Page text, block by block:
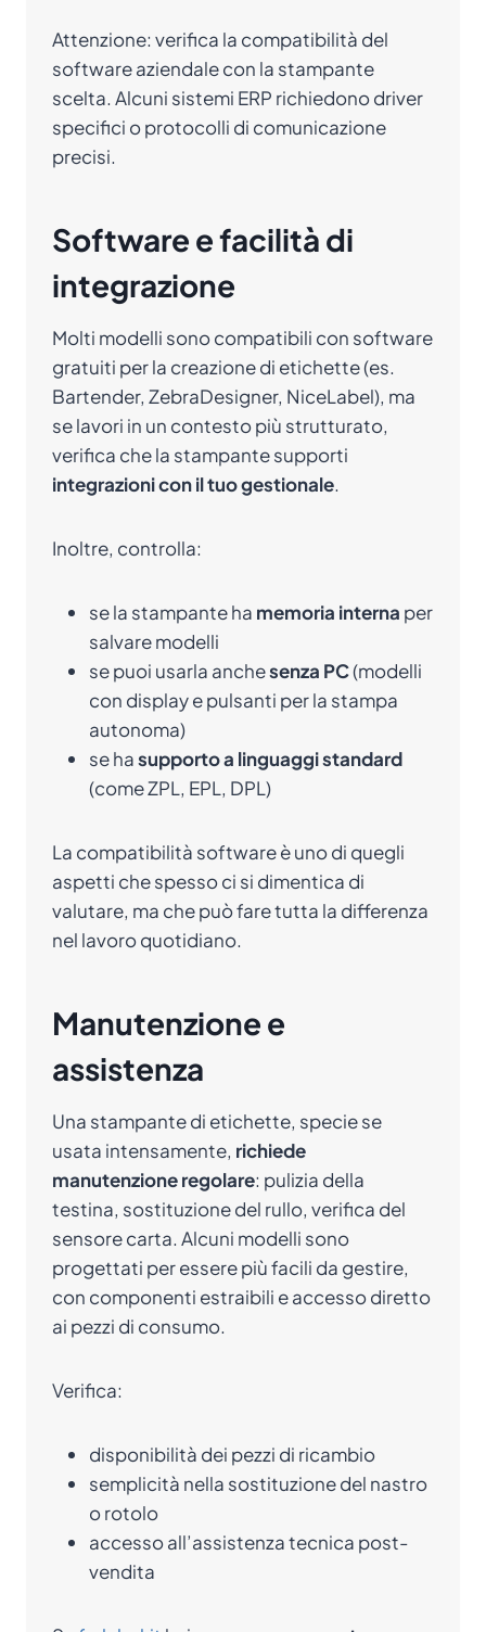
Attenzione: verifica la compatibilità del
software aziendale con la stampante
scelta. Alcuni sistemi ERP richiedono driver
specifici o protocolli di comunicazione
precisi.
Software e facilità di
integrazione
Molti modelli sono compatibili con software
gratuiti per la creazione di etichette (es.
Bartender, ZebraDesigner, NiceLabel), ma
se lavori in un contesto più strutturato,
verifica che la stampante supporti
integrazioni con il tuo gestionale.
Inoltre, controlla:
se la stampante ha memoria interna per
salvare modelli
se puoi usarla anchesenza PC(modelli
con display e pulsanti per la stampa
autonoma)
se hasupporto a linguaggi standard
(come ZPL, EPL, DPL)
La compatibilità software è uno di quegli
aspetti che spesso ci si dimentica di
valutare, ma che può fare tutta la differenza
nel lavoro quotidiano.
Manutenzione e
assistenza
Una stampante di etichette, specie se
usata intensamente, richiede
manutenzione regolare: pulizia della
testina, sostituzione del rullo, verifica del
sensore carta. Alcuni modelli sono
progettati per essere più facili da gestire,
con componenti estraibili e accesso diretto
ai pezzi di consumo.
Verifica:
disponibilità dei pezzi di ricambio
semplicità nella sostituzione del nastro
o rotolo
accesso all’assistenza tecnica post-
vendita